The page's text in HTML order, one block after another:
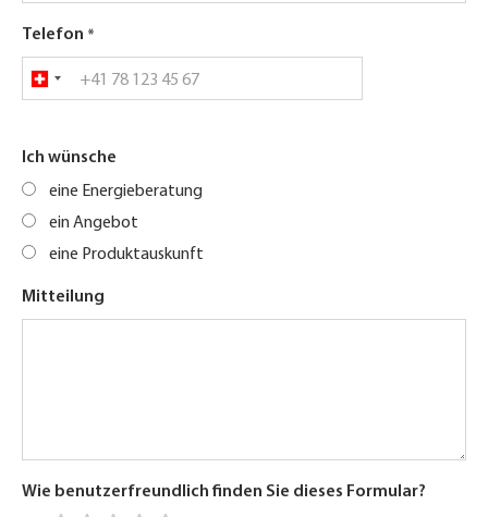
Telefon
Ich wünsche
eine Energieberatung
ein Angebot
eine Produktauskunft
Mitteilung
Wie benutzerfreundlich finden Sie dieses Formular?